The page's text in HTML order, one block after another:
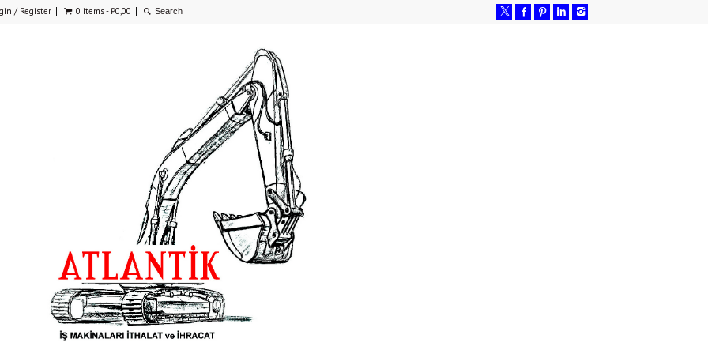
/ Register 0 items -₺0,00